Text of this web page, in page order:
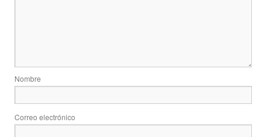
Nombre
Correo electrónico